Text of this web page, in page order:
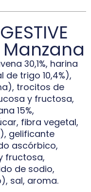
Manzana
30,1%, harina
de trigo 10,4%),
trocitos de
y fructosa,
15%,
fibra vegetal,
gelificante
ascórbico,
fructosa,
de sodio,
sal, aroma.